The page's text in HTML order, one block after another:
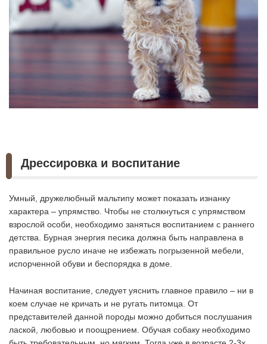
Дрессировка и воспитание
Умный, дружелюбный мальтипу может показать изнанку
характера – упрямство. Чтобы не столкнуться с упрямством
взрослой особи, необходимо заняться воспитанием с раннего
детства. Бурная энергия песика должна быть направлена в
правильное русло иначе не избежать погрызенной мебели,
испорченной обуви и беспорядка в доме.
Начиная воспитание, следует уяснить главное правило – ни в
коем случае не кричать и не ругать питомца. От
представителей данной породы можно добиться послушания
лаской, любовью и поощрением. Обучая собаку необходимо